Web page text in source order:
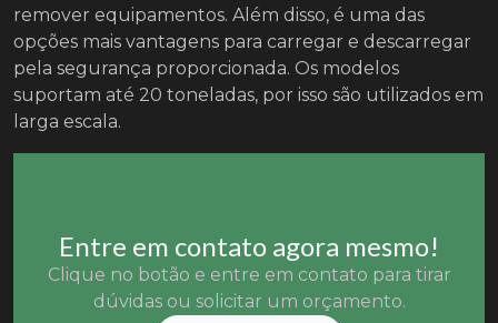
remover equipamentos. Além disso, é uma das
opções mais vantagens para carregar e descarregar
pela segurança proporcionada. Os modelos
suportam até 20 toneladas, por isso são utilizados em
larga escala.
Entre em contato agora mesmo!
Clique no botão e entre em contato para tirar
dúvidas ou solicitar um orçamento.